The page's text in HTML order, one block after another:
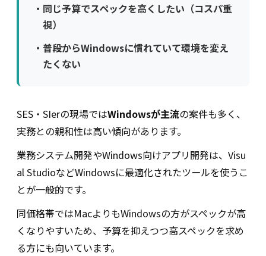
・ 同じ予算でスペックを高くしたい（コスパ重
視）
・ 普段からWindowsに慣れていて環境を変え
たくない
SES・SIerの現場ではWindowsが主流の案件も多く、
実務との親和性は高い傾向があります。
業務システム開発やWindows向けアプリ開発は、Visu
al StudioなどWindowsに最適化されたツールを使うこ
とが一般的です。
同価格帯ではMacよりもWindowsの方がスペックが高
くなりやすいため、予算を抑えつつ高スペックを求め
る方にも向いています。